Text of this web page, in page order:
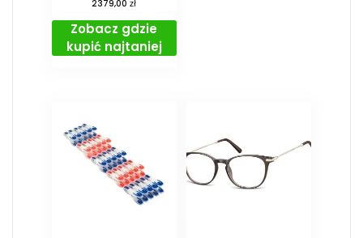
2379,00zł
Zobacz gdzie
kupić najtaniej